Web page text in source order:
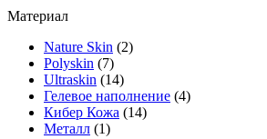
Материал
Nature Skin (2)
Polyskin (7)
Ultraskin (14)
Гелевое наполнение (4)
Кибер Кожа (14)
Металл (1)